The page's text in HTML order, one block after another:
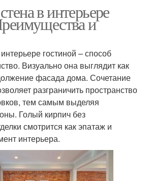
в интерьере
и
гостиной – способ
Визуально она выглядит как
фасада дома. Сочетание
разграничить пространство
тем самым выделяя
Голый кирпич без
смотрится как эпатаж и
интерьера.